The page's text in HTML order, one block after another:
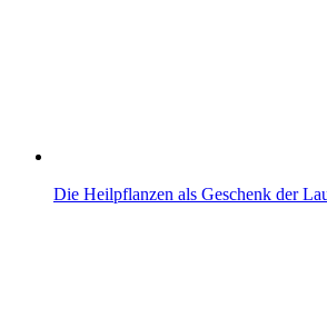
Die Heilpflanzen als Geschenk der